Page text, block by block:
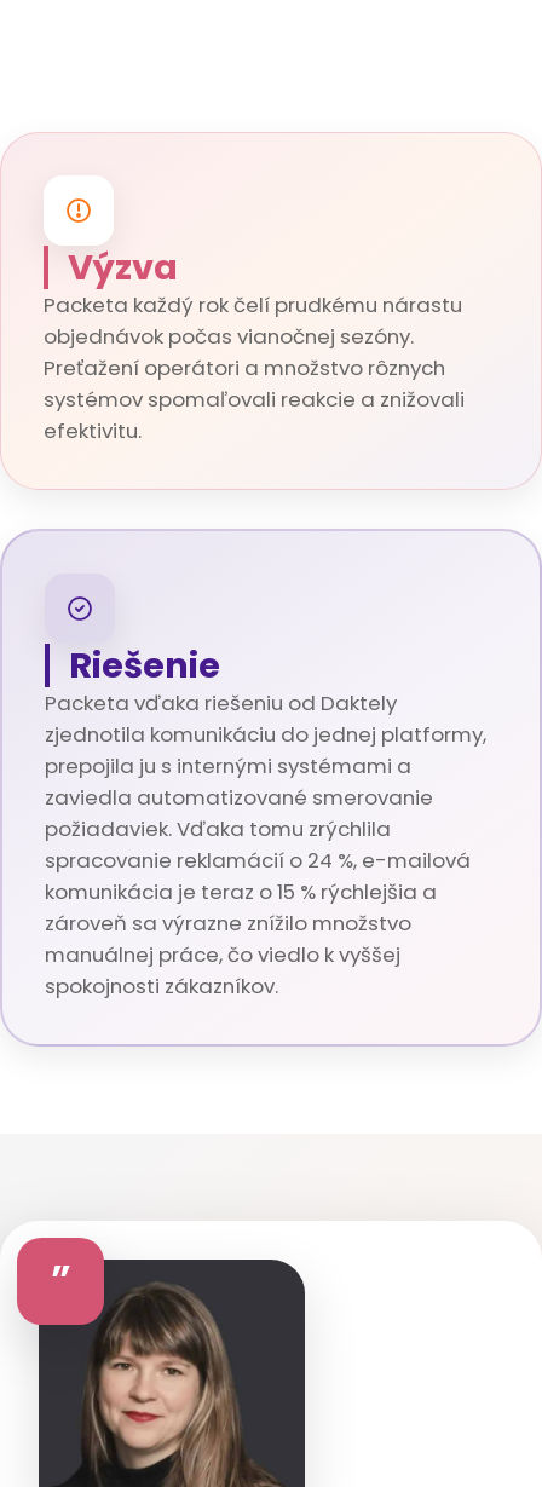
Výzva
Packeta každý rok čelí prudkému nárastu
objednávok počas vianočnej sezóny.
Preťažení operátori a množstvo rôznych
systémov spomaľovali reakcie a znižovali
efektivitu.
Riešenie
Packeta vďaka riešeniu od Daktely
zjednotila komunikáciu do jednej platformy,
prepojila ju s internými systémami a
zaviedla automatizované smerovanie
požiadaviek. Vďaka tomu zrýchlila
spracovanie reklamácií o 24 %, e-mailová
komunikácia je teraz o 15 % rýchlejšia a
zároveň sa výrazne znížilo množstvo
manuálnej práce, čo viedlo k vyššej
spokojnosti zákazníkov.
”